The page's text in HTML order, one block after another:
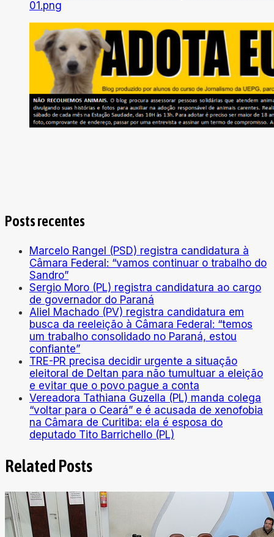
Posts recentes
Marcelo Rangel (PSD) registra candidatura à
Câmara Federal: “vamos continuar o trabalho do
Sandro”
Sergio Moro (PL) registra candidatura ao cargo
de governador do Paraná
Aliel Machado (PV) registra candidatura em
busca da reeleição à Câmara Federal: “temos
um trabalho consolidado no Paraná, estou
confiante”
TRE-PR precisa decidir urgente a situação
eleitoral de Deltan para não tumultuar a eleição
e evitar que o povo pague a conta
Vereadora Tathiana Guzella (PL) manda colega
“voltar para o Ceará” e é acusada de xenofobia
na Câmara de Curitiba: ela é esposa do
deputado Tito Barrichello (PL)
Related Posts